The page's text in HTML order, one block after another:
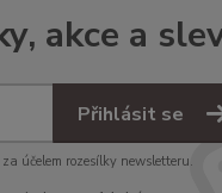
akce a
Přihlásit se
účelem rozesílky newsletteru.